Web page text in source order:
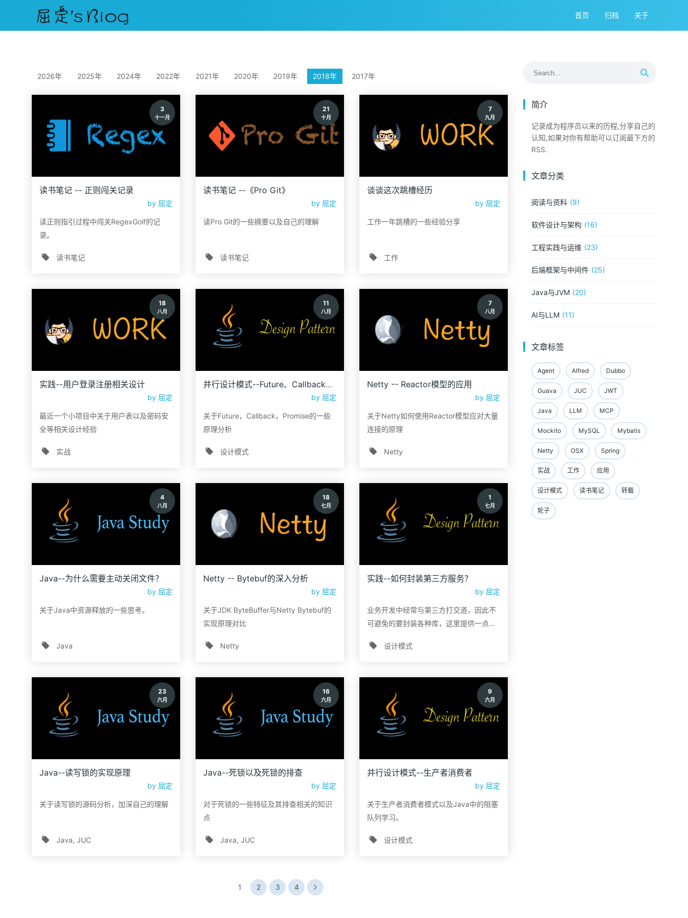
首页 归档 关于
2026年 2025年 2024年 2022年 2021年 2020年 2019年 2018年 2017年
3
十一月
读书笔记 -- 正则闯关记录
by 屈定
读正则指引过程中闯关RegexGolf的记
录。
读书笔记
21
十月
读书笔记 --《Pro Git》
by 屈定
读Pro Git的一些摘要以及自己的理解
读书笔记
7
九月
谈谈这次跳槽经历
by 屈定
工作一年跳槽的一些经验分享
工作
18
八月
实践--用户登录注册相关设计
by 屈定
最近一个小项目中关于用户表以及密码安
全等相关设计经验
实战
11
八月
并行设计模式--Future、Callback、Promise
by 屈定
关于Future，Callback，Promise的一些
原理分析
设计模式
7
八月
Netty -- Reactor模型的应用
by 屈定
关于Netty如何使用Reactor模型应对大量
连接的原理
Netty
4
八月
Java--为什么需要主动关闭文件？
by 屈定
关于Java中资源释放的一些思考。
Java
18
七月
Netty -- Bytebuf的深入分析
by 屈定
关于JDK ByteBuffer与Netty Bytebuf的
实现原理对比
Netty
1
七月
实践--如何封装第三方服务？
by 屈定
业务开发中经常与第三方打交道，因此不
可避免的要封装各种库，这里提供一点经
设计模式
23
六月
Java--读写锁的实现原理
by 屈定
关于读写锁的源码分析，加深自己的理解
Java JUC
16
六月
Java--死锁以及死锁的排查
by 屈定
对于死锁的一些特征及其排查相关的知识
点
Java JUC
9
六月
并行设计模式--生产者消费者
by 屈定
关于生产者消费者模式以及Java中的阻塞
队列学习。
设计模式
1 2 3 4
简介
记录成为程序员以来的历程,分享自己的
认知,如果对你有帮助可以订阅最下方的
RSS.
文章分类
阅读与资料 9
软件设计与架构 16
工程实践与运维 23
后端框架与中间件 25
Java与JVM 20
AI与LLM 11
文章标签
Agent Alfred Dubbo
Guava JUC JWT
Java LLM MCP
Mockito MySQL Mybatis
Netty OSX Spring
实战 工作 应用
设计模式 读书笔记 转载
轮子